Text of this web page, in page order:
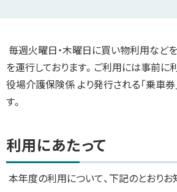
内
目
次
利
用
に
あ
運
時
毎週火曜日・木曜日に買い物利用など
を運行しております。ご利用には事前
役場介護保険係 より発行される「乗車券
す。
利用にあたって
本年度の利用について、下記のとおりお